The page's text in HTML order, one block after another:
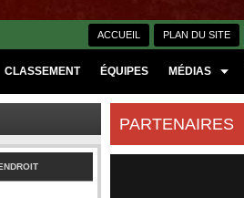
PLAN DU SITE
ACCUEIL
CLASSEMENT ÉQUIPES MÉDIAS
PARTENAIRES